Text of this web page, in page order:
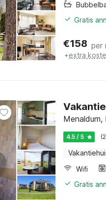
Gratis
€158 per
+extra
4.5 / 5
Wifi
Gratis